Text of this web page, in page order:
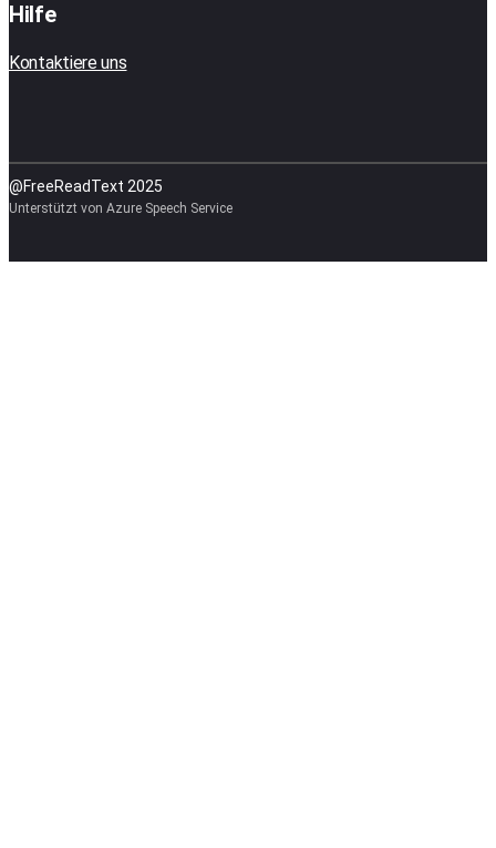
Hilfe
Kontaktiere uns
@FreeReadText 2025
Unterstützt von Azure Speech Service